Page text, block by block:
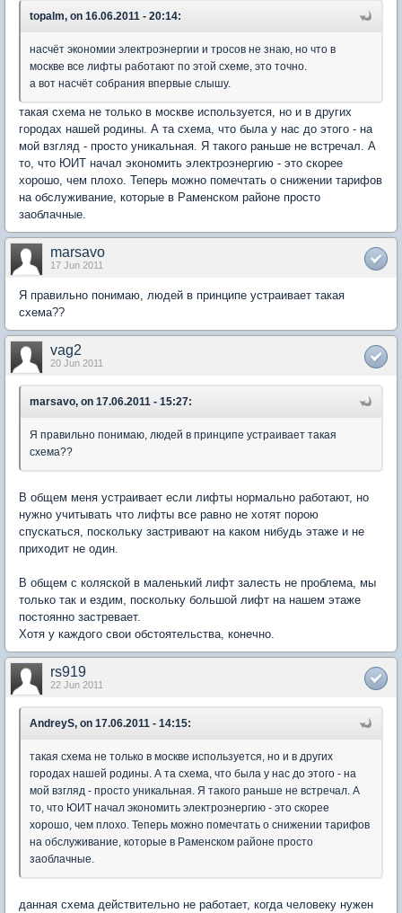
topalm, on 16.06.2011 - 20:14:
насчёт экономии электроэнергии и тросов не знаю, но что в
москве все лифты работают по этой схеме, это точно.
а вот насчёт собрания впервые слышу.
такая схема не только в москве используется, но и в других
городах нашей родины. А та схема, что была у нас до этого - на
мой взгляд - просто уникальная. Я такого раньше не встречал. А
то, что ЮИТ начал экономить электроэнергию - это скорее
хорошо, чем плохо. Теперь можно помечтать о снижении тарифов
на обслуживание, которые в Раменском районе просто
заоблачные.
marsavo
17 Jun 2011
Я правильно понимаю, людей в принципе устраивает такая
схема??
vag2
20 Jun 2011
marsavo, on 17.06.2011 - 15:27:
Я правильно понимаю, людей в принципе устраивает такая
схема??
В общем меня устраивает если лифты нормально работают, но
нужно учитывать что лифты все равно не хотят порою
спускаться, поскольку застривают на каком нибудь этаже и не
приходит не один.
В общем с коляской в маленький лифт залесть не проблема, мы
только так и ездим, поскольку большой лифт на нашем этаже
постоянно застревает.
Хотя у каждого свои обстоятельства, конечно.
rs919
22 Jun 2011
AndreyS, on 17.06.2011 - 14:15:
такая схема не только в москве используется, но и в других
городах нашей родины. А та схема, что была у нас до этого - на
мой взгляд - просто уникальная. Я такого раньше не встречал. А
то, что ЮИТ начал экономить электроэнергию - это скорее
хорошо, чем плохо. Теперь можно помечтать о снижении тарифов
на обслуживание, которые в Раменском районе просто
заоблачные.
данная схема действительно не работает, когда человеку нужен